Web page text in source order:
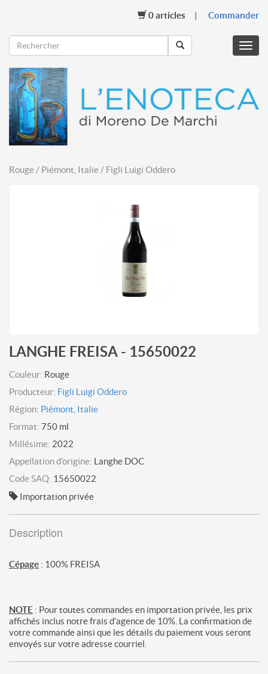
0articles Commander
Menu
Rouge / Piémont, Italie / Figli Luigi Oddero
LANGHE FREISA - 15650022
Couleur: Rouge
Producteur: Figli Luigi Oddero
Région: Piémont, Italie
Format: 750 ml
Millésime: 2022
Appellation d'origine: Langhe DOC
Code SAQ: 15650022
Importation privée
Description
Cépage : 100% FREISA
NOTE : Pour toutes commandes en importation privée, les prix
affichés inclus notre frais d’agence de 10%. La confirmation de
votre commande ainsi que les détails du paiement vous seront
envoyés sur votre adresse courriel.